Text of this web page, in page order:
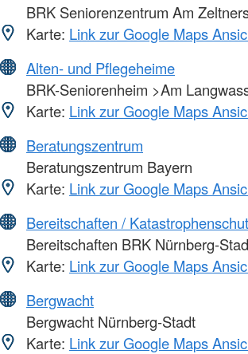
BRK Seniorenzentrum Am
Karte: Link zur Google Maps
Alten- und Pflegeheime
BRK-Seniorenheim >Am
Karte: Link zur Google Maps
Beratungszentrum
Beratungszentrum Bayern
Karte: Link zur Google Maps
Bereitschaften /
Bereitschaften BRK Nürnberg-
Karte: Link zur Google Maps
Bergwacht
Bergwacht Nürnberg-Stadt
Karte: Link zur Google Maps